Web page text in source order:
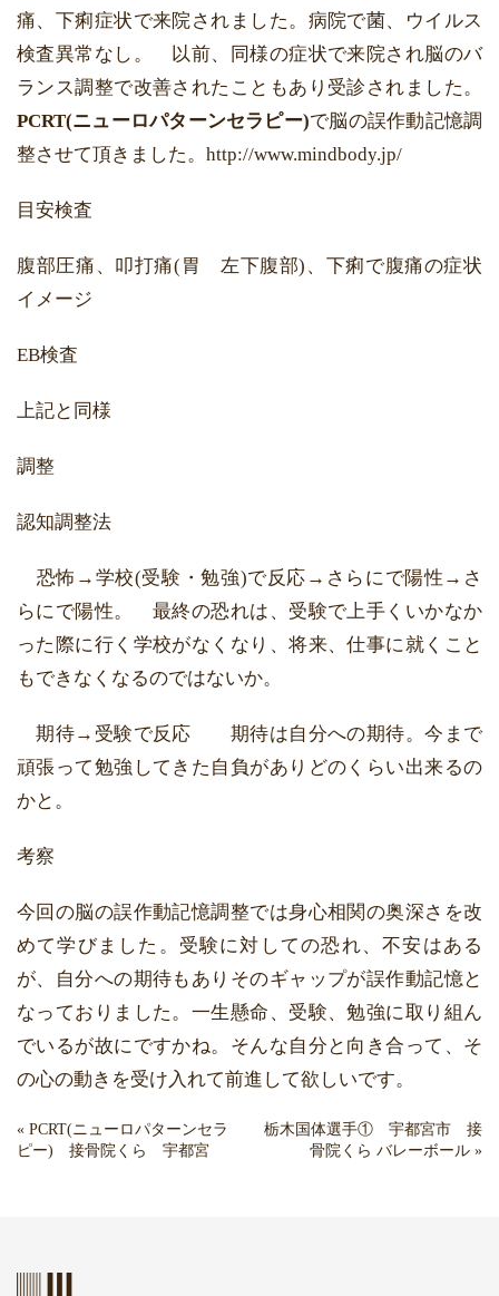
痛、下痢症状で来院されました。病院で菌、ウイルス
検査異常なし。 以前、同様の症状で来院され脳のバ
ランス調整で改善されたこともあり受診されました。
PCRT(ニューロパターンセラピー)で脳の誤作動記憶調
整させて頂きました。http://www.mindbody.jp/
目安検査
腹部圧痛、叩打痛(胃 左下腹部)、下痢で腹痛の症状
イメージ
EB検査
上記と同様
調整
認知調整法
恐怖→学校(受験・勉強)で反応→さらにで陽性→さ
らにで陽性。 最終の恐れは、受験で上手くいかなか
った際に行く学校がなくなり、将来、仕事に就くこと
もできなくなるのではないか。
期待→受験で反応 期待は自分への期待。今まで
頑張って勉強してきた自負がありどのくらい出来るの
かと。
考察
今回の脳の誤作動記憶調整では身心相関の奥深さを改
めて学びました。受験に対しての恐れ、不安はある
が、自分への期待もありそのギャップが誤作動記憶と
なっておりました。一生懸命、受験、勉強に取り組ん
でいるが故にですかね。そんな自分と向き合って、そ
の心の動きを受け入れて前進して欲しいです。
« PCRT(ニューロパターンセラ
ピー) 接骨院くら 宇都宮
栃木国体選手① 宇都宮市 接
骨院くら バレーボール »